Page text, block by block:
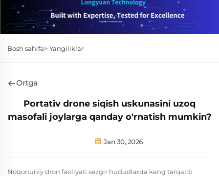
Bosh sahifa> Yangiliklar
Ortga
Portativ drone siqish uskunasini uzoq
masofali joylarga qanday o'rnatish mumkin?
Jan 30, 2026
Noqonuniy dron faoliyati sezgir hududlarda keng tarqalib